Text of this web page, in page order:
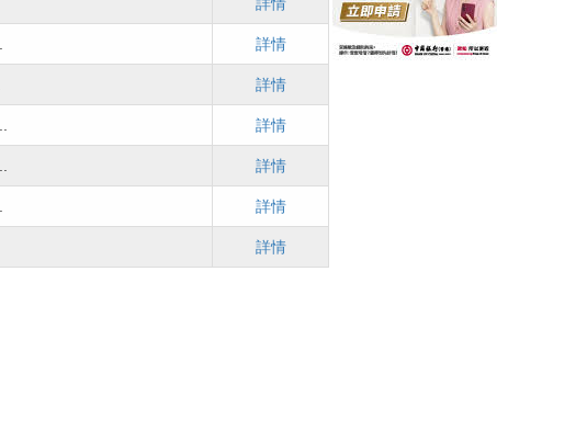
詳情
詳情
詳情
詳情
詳情
詳情